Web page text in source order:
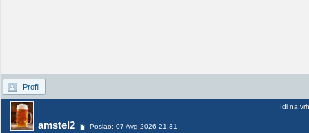
Profil
amstel2 Poslao: 07 Avg 2026 21:31
Idi na vrh